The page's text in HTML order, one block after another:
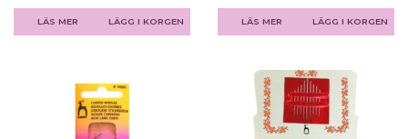
LÄS MER LÄGG I KORGEN LÄS MER LÄGG I KORGEN